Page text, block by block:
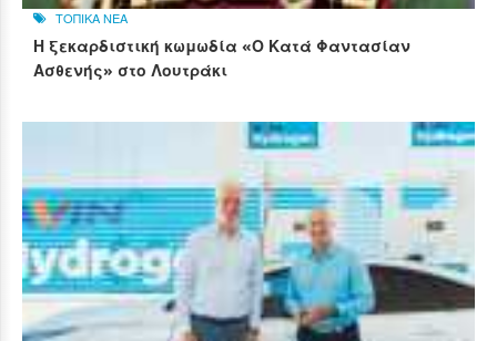
ΤΟΠΙΚΑ ΝΕΑ
Η ξεκαρδιστική κωμωδία «Ο Κατά Φαντασίαν
Ασθενής» στο Λουτράκι